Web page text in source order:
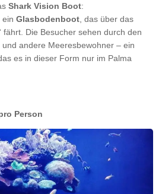
Shark Vision Boot:
ein Glasbodenboot , das über das
fährt. Die Besucher sehen durch den
andere Meeresbewohner – ein
das es in dieser Form nur im Palma
Person